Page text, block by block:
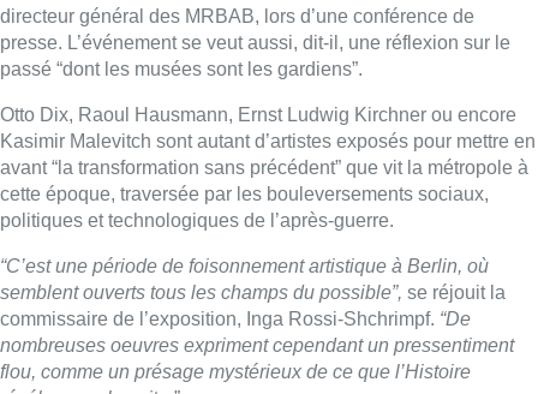
nombreuses oeuvres expriment cependant un pressentiment
flou, comme un présage mystérieux de ce que l’Histoire
révélera par la suite.”
Quatre thèmes composent “Berlin 1912-1932”: l’avant-garde
urbaine et la guerre, la révolution et l’utopie, le mythe de Berlin
et la crise.
Outre l’exposition, stages, performances, conférences, débats
l’événement, notamment au sein du Cabaret-philo,“un endroit
de rencontre et d’émulation artistique dans l’esprit des cabarets
berlinois de l’entre-deux-guerres”.
Belga